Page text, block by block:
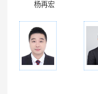
杨再宏